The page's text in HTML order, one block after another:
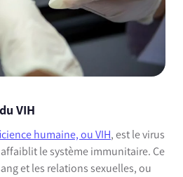
VIH
humaine, ou VIH, est le virus
le système immunitaire. Ce
et les relations sexuelles, ou